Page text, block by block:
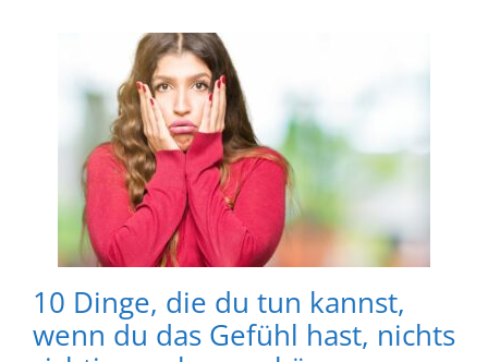
10 Dinge, die du tun kannst,
wenn du das Gefühl hast, nichts